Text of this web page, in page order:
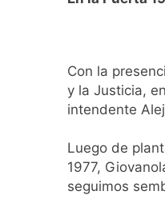
Con la
y la Justicia,
intendente
Luego de
1977,
seguimos